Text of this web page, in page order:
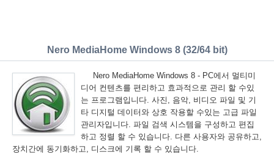
Nero MediaHome Windows 8 (32/64 bit)
Nero MediaHome Windows 8 - PC에서 멀티미
디어 컨텐츠를 편리하고 효과적으로 관리 할 수있
는 프로그램입니다. 사진, 음악, 비디오 파일 및 기
타 디지털 데이터와 상호 작용할 수있는 고급 파일
관리자입니다. 파일 검색 시스템을 구성하고 편집
하고 정렬 할 수 있습니다. 다른 사용자와 공유하고,
장치간에 동기화하고, 디스크에 기록 할 수 있습니다.